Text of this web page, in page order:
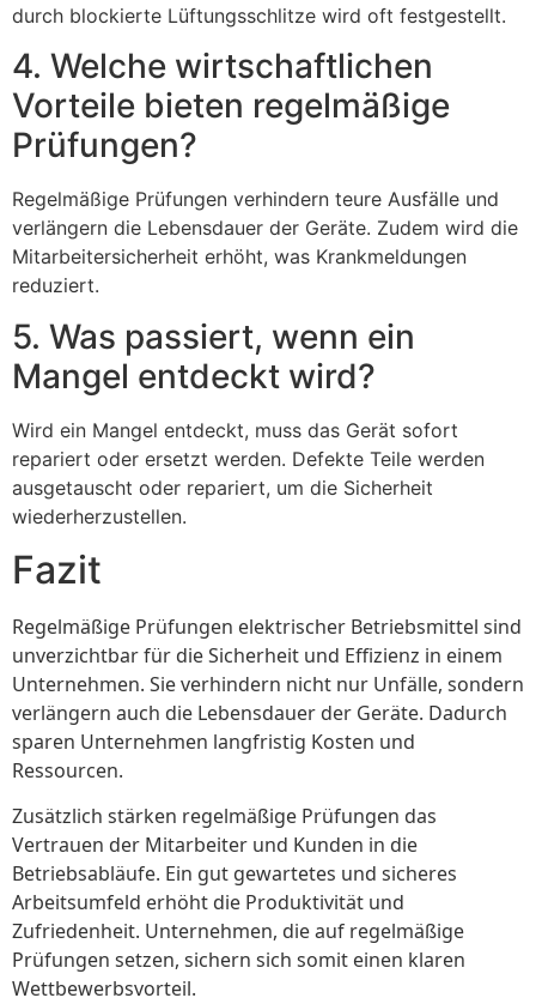
durch blockierte Lüftungsschlitze wird oft festgestellt.
4. Welche wirtschaftlichen
Vorteile bieten regelmäßige
Prüfungen?
Regelmäßige Prüfungen verhindern teure Ausfälle und
verlängern die Lebensdauer der Geräte. Zudem wird die
Mitarbeitersicherheit erhöht, was Krankmeldungen
reduziert.
5. Was passiert, wenn ein
Mangel entdeckt wird?
Wird ein Mangel entdeckt, muss das Gerät sofort
repariert oder ersetzt werden. Defekte Teile werden
ausgetauscht oder repariert, um die Sicherheit
wiederherzustellen.
Fazit
Regelmäßige Prüfungen elektrischer Betriebsmittel sind
unverzichtbar für die Sicherheit und Effizienz in einem
Unternehmen. Sie verhindern nicht nur Unfälle, sondern
verlängern auch die Lebensdauer der Geräte. Dadurch
sparen Unternehmen langfristig Kosten und
Ressourcen.
Zusätzlich stärken regelmäßige Prüfungen das
Vertrauen der Mitarbeiter und Kunden in die
Betriebsabläufe. Ein gut gewartetes und sicheres
Arbeitsumfeld erhöht die Produktivität und
Zufriedenheit. Unternehmen, die auf regelmäßige
Prüfungen setzen, sichern sich somit einen klaren
Wettbewerbsvorteil.